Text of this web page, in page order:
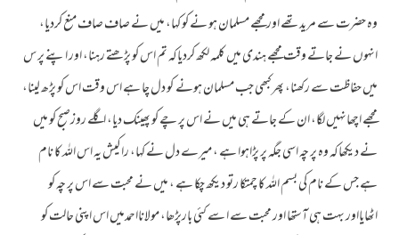
وہ حضرت سے مریدتھے اور مجھے مسلمان ہو نے کو کہا، میں نے صاف صاف منع کردیا،
انہوں نے جاتے وقت مجھے ہندی میں کلمہ لکھ کردیاکہ تم اس کو پڑھتے رہنا، اور اپنے پر س
میں حفاظت سے رکھنا، پھرکبھی جب مسلمان ہونے کو دل چا ہے اس وقت اس کو پڑھ لینا،
مجھے اچھانہیں لگا، ان کے جاتے ہی میں نے اس پر چے کو پھینک دیا، اگلے روزصبح کو میں
نے دیکھاکہ وہ پر چہ اسی جگہ پر پڑاہوا ہے ، میرے دل نے کہا، راکیش یہ اس اللہ کا نام
ہے جس کے نام کی بسم اللہ کا چمتکا رتو دیکھ چکا ہے ، میں نے محبت سے اس پر چہ کو
اٹھایااور بہت ہی آستھا اور محبت سے ا سے کئی بارپڑھا، مولانااحمدمیں اس اپنی حالت کو